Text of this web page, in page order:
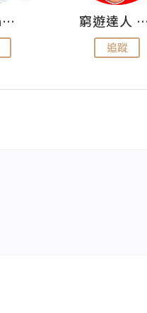
rikalammm 窮遊達人
追蹤